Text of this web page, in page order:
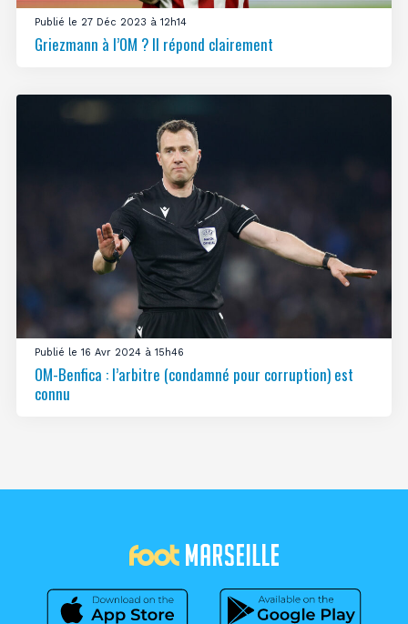
Publié le 27 Déc 2023 à 12h14
Griezmann à l’OM ? Il répond clairement
Publié le 16 Avr 2024 à 15h46
OM-Benfica : l’arbitre (condamné pour corruption) est
connu